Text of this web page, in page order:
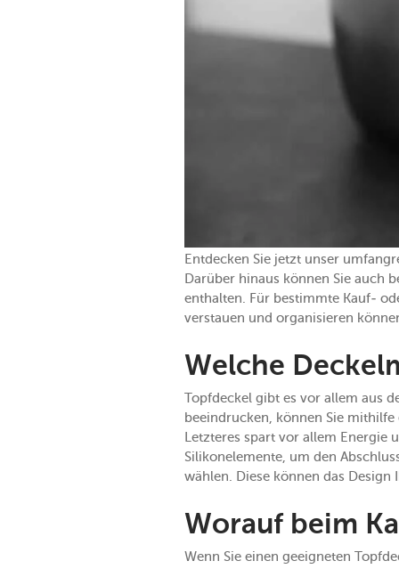
Entdecken Sie jetzt unser
Darüber hinaus können Sie auch
enthalten. Für bestimmte Kauf-
verstauen und organisieren
Welche
Topfdeckel gibt es vor allem aus
beeindrucken, können Sie mithilfe
Letzteres spart vor allem Energie
Silikonelemente, um den
wählen. Diese können das Design
Worauf beim
Wenn Sie einen geeigneten